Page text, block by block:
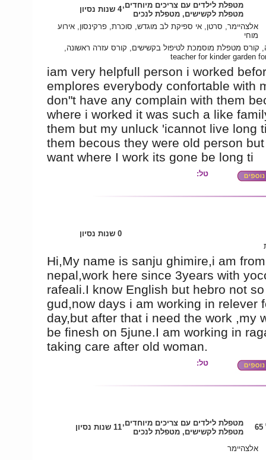
מטפלת לילדים עם צריכים מיוחדים,
מטפלת לקשישים, מטפלת לנכים
4 שנות נסיון
אלצהיימר, סרטן, אי ספיקת לב מוגדש, סוכרת, פרקינסון, אירוע
מוחי
קורס מטפלת מוסמכת לטיפול בקשישים, קורס עזרה ראשונה,
teacher for kinder garden
iam very helpfull person i worked
emplores everybody confortable with
don"t have any complain with them
where i worked it was such a like
them but my unluck 'icannot live long
them becous they were old person
want where I work its gone be long ti
טל:
0 שנות נסיון
Hi,My name is sanju ghimire,i am from
nepal,work here since 3years with
rafeali.I know English but hebro not so
gud,now days i am working in relever
day,but after that i need the work ,my
be finesh on 5june.I am working in
taking care after old woman.
טל:
מטפלת לילדים עם צריכים מיוחדים,
מטפלת לקשישים, מטפלת לנכים
11 שנות נסיון
אלצהיימר